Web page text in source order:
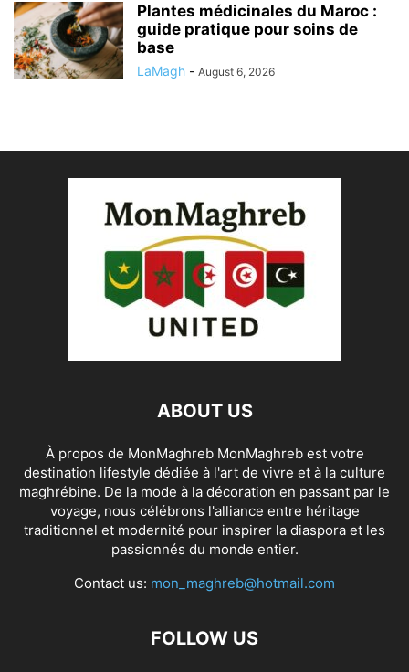
Plantes médicinales du Maroc :
guide pratique pour soins de
base
LaMagh - August 6, 2026
ABOUT US
À propos de MonMaghreb MonMaghreb est votre
destination lifestyle dédiée à l'art de vivre et à la culture
maghrébine. De la mode à la décoration en passant par le
voyage, nous célébrons l'alliance entre héritage
traditionnel et modernité pour inspirer la diaspora et les
passionnés du monde entier.
Contact us: mon_maghreb@hotmail.com
FOLLOW US